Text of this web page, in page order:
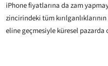
iPhone fiyatlarına da zam
zincirindeki tüm
eline geçmesiyle küresel